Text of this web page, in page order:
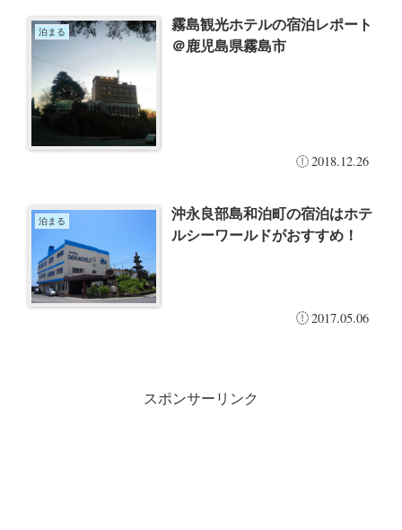
泊まる
霧島観光ホテルの宿泊レポート
＠鹿児島県霧島市
2018.12.26
泊まる
沖永良部島和泊町の宿泊はホテ
ルシーワールドがおすすめ！
2017.05.06
スポンサーリンク